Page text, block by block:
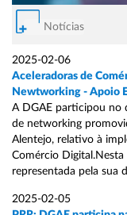
Notícias
2025-02-06
Aceleradoras de
Newtworking - Apoio
A DGAE participou no
de networking
Alentejo, relativo à
Comércio Digital.Nesta
representada pela sua
2025-02-05